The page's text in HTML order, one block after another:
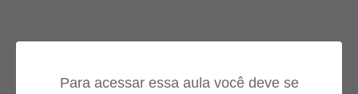
Para acessar essa aula você deve se